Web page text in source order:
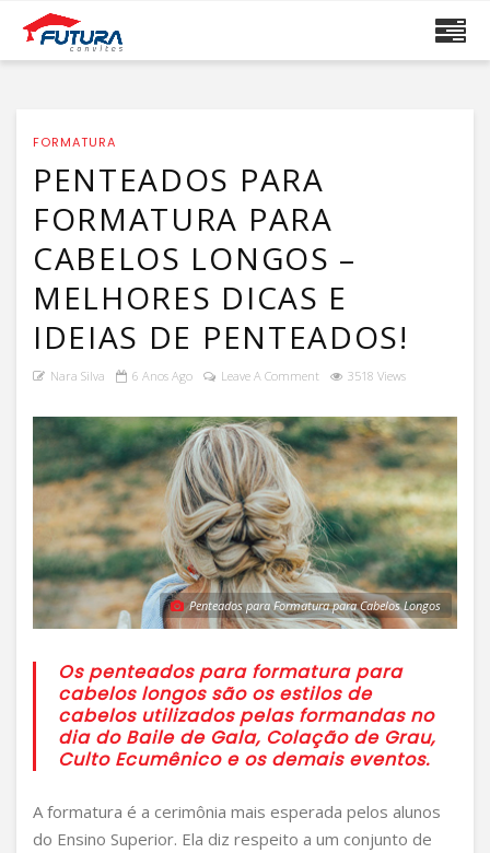
FORMATURA
PENTEADOS PARA
FORMATURA PARA
CABELOS LONGOS –
MELHORES DICAS E
IDEIAS DE PENTEADOS!
Nara Silva 6 Anos Ago Leave A Comment 3518 Views
Penteados para Formatura para Cabelos Longos
Os penteados para formatura para
cabelos longos são os estilos de
cabelos utilizados pelas formandas no
dia do Baile de Gala, Colação de Grau,
Culto Ecumênico e os demais eventos.
A formatura é a cerimônia mais esperada pelos alunos
do Ensino Superior. Ela diz respeito a um conjunto de